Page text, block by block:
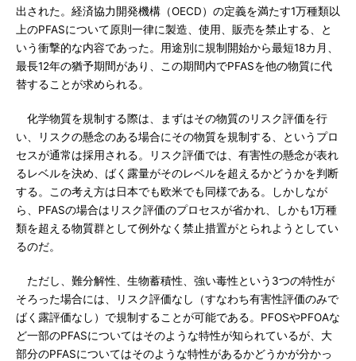
出された。経済協力開発機構（OECD）の定義を満たす1万種類以
上のPFASについて原則一律に製造、使用、販売を禁止する、と
いう衝撃的な内容であった。用途別に規制開始から最短18カ月、
最長12年の猶予期間があり、この期間内でPFASを他の物質に代
替することが求められる。
化学物質を規制する際は、まずはその物質のリスク評価を行
い、リスクの懸念のある場合にその物質を規制する、というプロ
セスが通常は採用される。リスク評価では、有害性の懸念が表れ
るレベルを決め、ばく露量がそのレベルを超えるかどうかを判断
する。この考え方は日本でも欧米でも同様である。しかしなが
ら、PFASの場合はリスク評価のプロセスが省かれ、しかも1万種
類を超える物質群として例外なく禁止措置がとられようとしてい
るのだ。
ただし、難分解性、生物蓄積性、強い毒性という3つの特性が
そろった場合には、リスク評価なし（すなわち有害性評価のみで
ばく露評価なし）で規制することが可能である。PFOSやPFOAな
ど一部のPFASについてはそのような特性が知られているが、大
部分のPFASについてはそのような特性があるかどうかが分かっ